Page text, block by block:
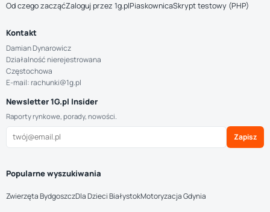
Od czego zacząćZaloguj przez 1g.plPiaskownicaSkrypt testowy (PHP)
Kontakt
Damian Dynarowicz
Działalność nierejestrowana
Częstochowa
E-mail: rachunki@1g.pl
Newsletter 1G.pl Insider
Raporty rynkowe, porady, nowości.
Zapisz
Popularne wyszukiwania
Zwierzęta BydgoszczDla Dzieci BiałystokMotoryzacja Gdynia